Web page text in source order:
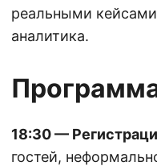
реальными
аналитика.
18:30 —
гостей,